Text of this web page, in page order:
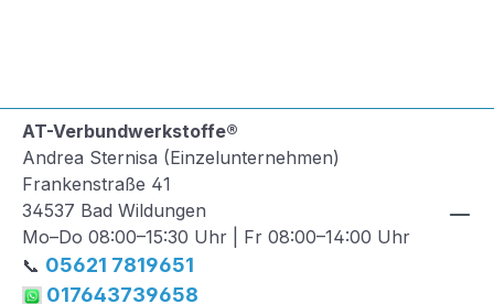
AT-Verbundwerkstoffe®
Andrea Sternisa (Einzelunternehmen)
Frankenstraße 41
34537 Bad Wildungen
Mo–Do 08:00–15:30 Uhr | Fr 08:00–14:00 Uhr
📞 05621 7819651
017643739658